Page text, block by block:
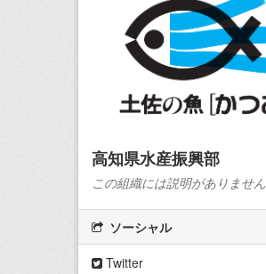
高知県水産振興部
この組織には説明がありません
ソーシャル
Twitter